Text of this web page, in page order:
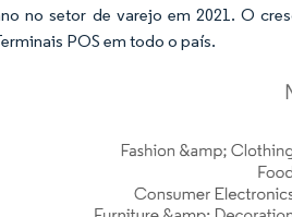
no setor de varejo em 2021. O
POS em todo o país.